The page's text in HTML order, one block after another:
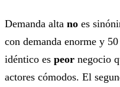
Demanda alta no es
con demanda enorme y
idéntico es peor negocio
actores cómodos. El